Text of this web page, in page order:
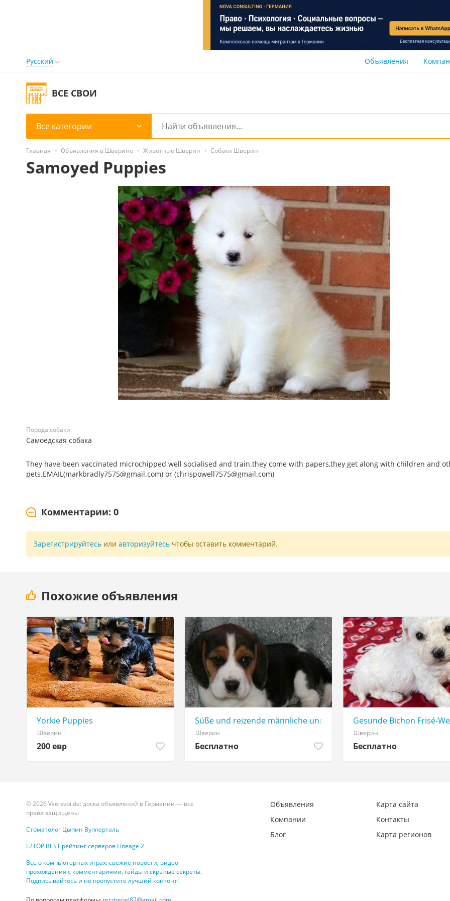
Русский Объявления
ВСЕ СВОИ
Все категории
Главная Объявления в Шверине Животные Шверин Собаки Шверин
Samoyed Puppies
Порода собаки:
Самоедская собака
They have been vaccinated microchipped well socialised and train.they come with papers,they get along with children and
pets.EMAIL(markbradly7575@gmail.com) or (chrispowell7575@gmail.com)
Комментарии: 0
Зарегистрируйтесь или авторизуйтесь чтобы оставить комментарий.
Похожие объявления
Yorkie Puppies
Шверин
200 евр
Süße und reizende männliche und weibliche Beagle-Welpen,
Шверин
Бесплатно
Gesunde Bichon Frisé-
Шверин
Бесплатно
© 2026 Vse-svoi.de: доска объявлений в Германии — все
права защищены
Стоматолог Цыпин Вупперталь
L2TOP.BEST рейтинг серверов Lineage 2
Всё о компьютерных играх: свежие новости, видео-
прохождения с комментариями, гайды и скрытые секреты.
Подписывайтесь и не пропустите лучший контент!
Объявления
Компании
Блог
Карта сайта
Контакты
Карта регионов